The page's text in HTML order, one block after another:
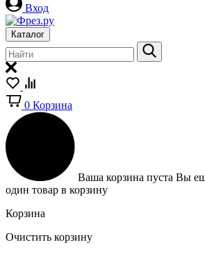
Вход
Каталог
0 Корзина
Ваша корзина пуста Вы
один товар в корзину
Корзина
Очистить корзину